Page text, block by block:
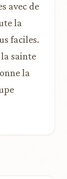
avec de
la
faciles.
la sainte
la